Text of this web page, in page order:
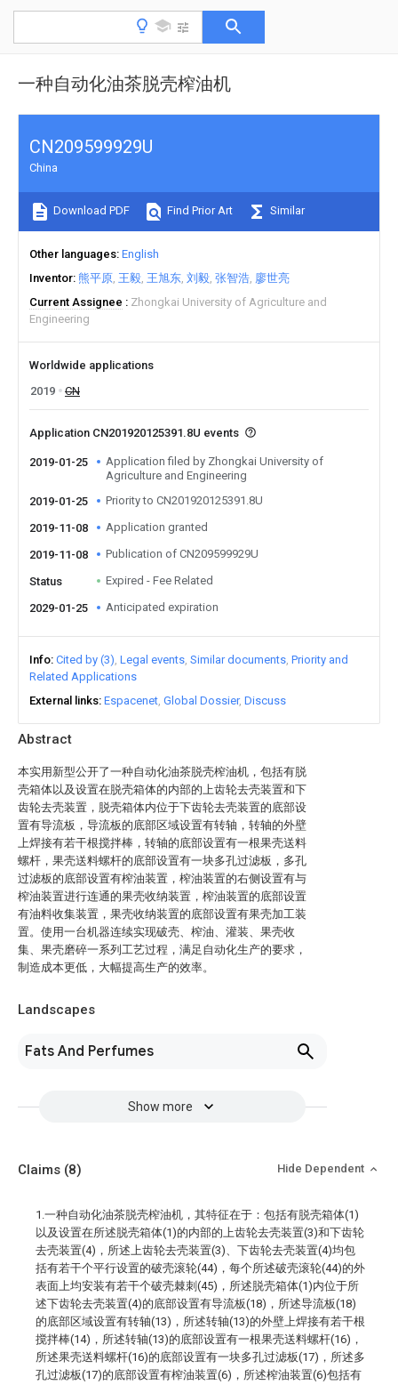
一种自动化油茶脱壳榨油机
Abstract
本实用新型公开了一种自动化油茶脱壳榨油机，包括有脱
壳箱体以及设置在脱壳箱体的内部的上齿轮去壳装置和下
齿轮去壳装置，脱壳箱体内位于下齿轮去壳装置的底部设
置有导流板，导流板的底部区域设置有转轴，转轴的外壁
上焊接有若干根搅拌棒，转轴的底部设置有一根果壳送料
螺杆，果壳送料螺杆的底部设置有一块多孔过滤板，多孔
过滤板的底部设置有榨油装置，榨油装置的右侧设置有与
榨油装置进行连通的果壳收纳装置，榨油装置的底部设置
有油料收集装置，果壳收纳装置的底部设置有果壳加工装
置。使用一台机器连续实现破壳、榨油、灌装、果壳收
集、果壳磨碎一系列工艺过程，满足自动化生产的要求，
制造成本更低，大幅提高生产的效率。
Landscapes
Fats And Perfumes
Show more
CN209599929U
China
Download PDF Find Prior Art Similar
Other languages English
Inventor 熊平原 王毅 王旭东 刘毅 张智浩 廖世亮
Current Assignee
Zhongkai University of Agriculture and
Engineering
Worldwide applications
2019
CN
Application CN201920125391.8U events
2019-01-25
Application filed by Zhongkai University of
Agriculture and Engineering
2019-01-25
Priority to CN201920125391.8U
2019-11-08 Application granted
2019-11-08 Publication of CN209599929U
Status Expired - Fee Related
2029-01-25 Anticipated expiration
Info Cited by (3) Legal events Similar documents Priority and
Related Applications
External links Espacenet Global Dossier Discuss
Claims (8) Hide Dependent
1.一种自动化油茶脱壳榨油机，其特征在于：包括有脱壳箱体(1)
以及设置在所述脱壳箱体(1)的内部的上齿轮去壳装置(3)和下齿轮
去壳装置(4)，所述上齿轮去壳装置(3)、下齿轮去壳装置(4)均包
括有若干个平行设置的破壳滚轮(44)，每个所述破壳滚轮(44)的外
表面上均安装有若干个破壳棘刺(45)，所述脱壳箱体(1)内位于所
述下齿轮去壳装置(4)的底部设置有导流板(18)，所述导流板(18)
的底部区域设置有转轴(13)，所述转轴(13)的外壁上焊接有若干根
搅拌棒(14)，所述转轴(13)的底部设置有一根果壳送料螺杆(16)，
所述果壳送料螺杆(16)的底部设置有一块多孔过滤板(17)，所述多
孔过滤板(17)的底部设置有榨油装置(6)，所述榨油装置(6)包括有